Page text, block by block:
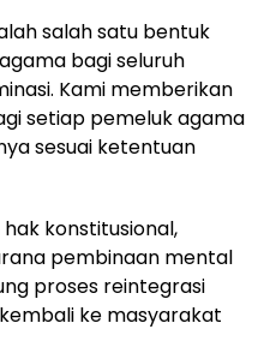
salah satu bentuk
bagi seluruh
Kami memberikan
setiap pemeluk agama
sesuai ketentuan
konstitusional,
pembinaan mental
proses reintegrasi
ke masyarakat